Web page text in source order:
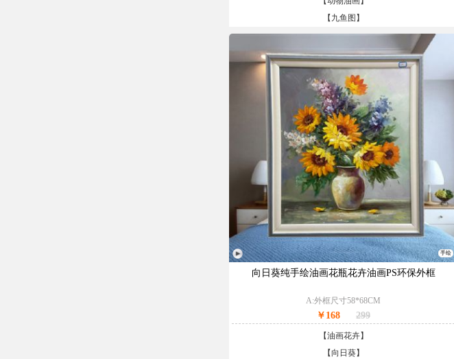
【 九鱼图 】
手绘
向日葵纯手绘油画花瓶花卉油画PS环保外框
A:外框尺寸58*68CM
￥168 299
【油画花卉】
【向日葵】